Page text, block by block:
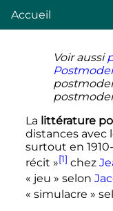
Accueil
Voir aussi
La littérature
distances avec
surtout en
récit »[1] chez
« jeu » selon
« simulacre »